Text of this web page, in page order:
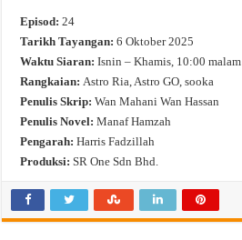
Episod: 24
Tarikh Tayangan: 6 Oktober 2025
Waktu Siaran: Isnin – Khamis, 10:00 malam
Rangkaian: Astro Ria, Astro GO, sooka
Penulis Skrip: Wan Mahani Wan Hassan
Penulis Novel: Manaf Hamzah
Pengarah: Harris Fadzillah
Produksi: SR One Sdn Bhd.